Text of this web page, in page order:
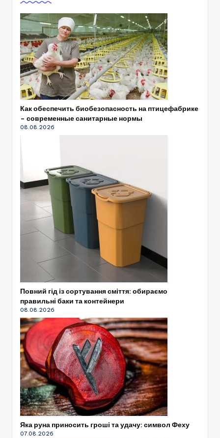
Как обеспечить биобезопасность на птицефабрике
– современные санитарные нормы
08.08.2026
Повний гід із сортування сміття: обираємо
правильні баки та контейнери
08.08.2026
Яка руна приносить гроші та удачу: символ Феху
07.08.2026